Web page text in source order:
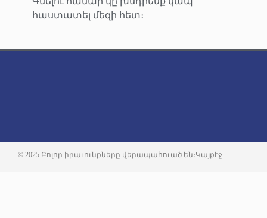
հաստատել մեզի հետ։
© 2025 Բոլոր իրաւունքները վերապահուած են։Կայքէջ